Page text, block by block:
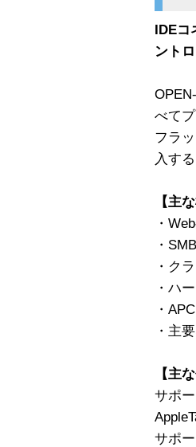
IDEコ
ント
べて
フラ
入す
【主
・
・
・ク
・ハ
・
・主
【主
サポ
サポ